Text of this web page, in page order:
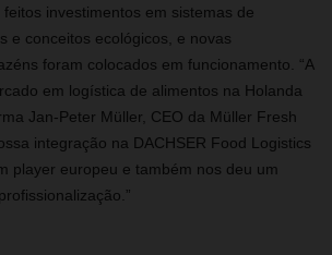
investimentos em sistemas de
e conceitos ecológicos, e novas
foram colocados em funcionamento. “A
em logística de alimentos na Holanda
Jan-Peter Müller, CEO da Müller Fresh
integração na DACHSER Food Logistics
player europeu e também nos deu um